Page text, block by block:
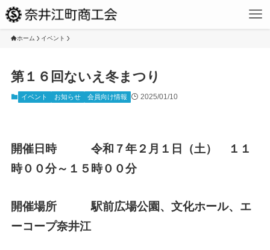
ホーム イベント
第１６回ないえ冬まつり
イベント お知らせ 会員向け情報 2025/01/10
開催日時 令和７年２月１日（土） １１
時００分～１５時００分
開催場所 駅前広場公園、文化ホール、エ
ーコープ奈井江